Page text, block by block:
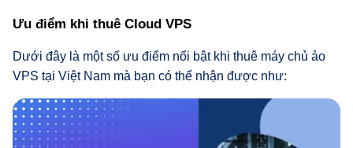
Ưu điểm khi thuê Cloud VPS
Dưới đây là một số ưu điểm nổi bật khi thuê máy chủ ảo
VPS tại Việt Nam mà bạn có thể nhận được như: